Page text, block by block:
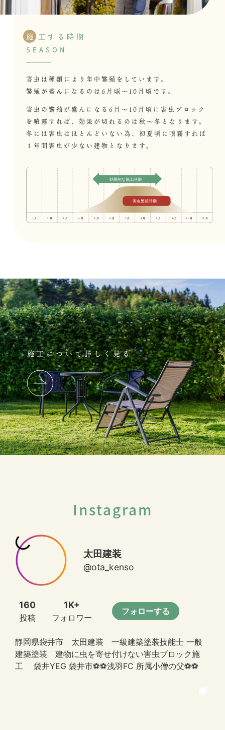
施 工する時期
SEASON
害虫は種類により年中繁殖をしています。
繁殖が盛んになるのは6月頃〜10月頃です。
害虫の繁殖が盛んになる6月〜10月頃に害虫ブロック
を噴霧すれば、効果が切れるのは秋〜冬となります。
冬には害虫はほとんどいない為、初夏頃に噴霧すれば
１年間害虫が少ない建物となります。
施工について詳しく見る
Instagram